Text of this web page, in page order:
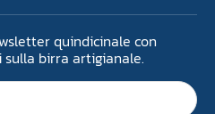
quindicinale con
birra artigianale.